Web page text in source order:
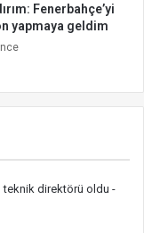
Fenerbahçe’yi
yapmaya geldim
teknik direktörü oldu -